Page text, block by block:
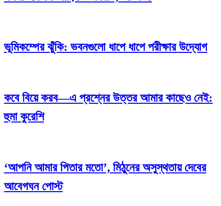
ভূমিকম্পের ঝুঁকি: ভবনগুলো ধাপে ধাপে পরীক্ষার উদ্যোগ
কবে বিয়ে করব—এ প্রশ্নের উত্তর আমার কাছেও নেই:
হুমা কুরেশি
‘আপনি আমার পিতার মতো’, মিঠুনের অসুস্থতায় দেবের
আবেগঘন পোস্ট